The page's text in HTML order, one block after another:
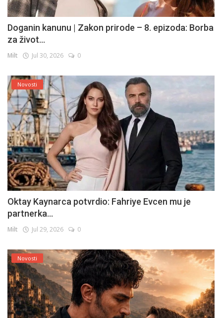
Doganin kanunu | Zakon prirode – 8. epizoda: Borba
za život...
Milt Jul 30, 2026 0
Novosti
Oktay Kaynarca potvrdio: Fahriye Evcen mu je
partnerka...
Milt Jul 29, 2026 0
Novosti